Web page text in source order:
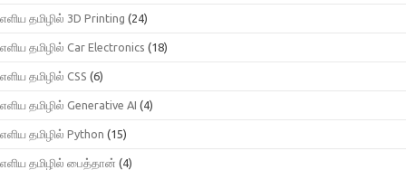
எளிய தமிழில் 3D Printing (24)
எளிய தமிழில் Car Electronics (18)
எளிய தமிழில் CSS (6)
எளிய தமிழில் Generative AI (4)
எளிய தமிழில் Python (15)
எளிய தமிழில் பைத்தான் (4)